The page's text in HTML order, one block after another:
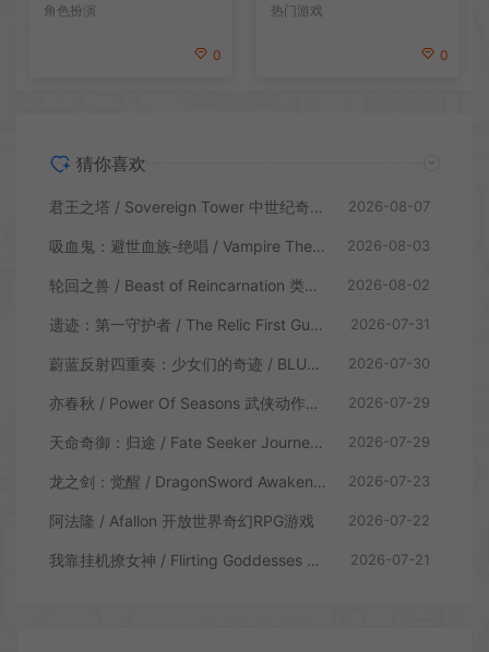
角色扮演
0
热门游戏
0
猜你喜欢
君王之塔 / Sovereign Tower 中世纪奇幻模拟RPG游戏 2026-08-07
吸血鬼：避世血族-绝唱 / Vampire The Masquerade Swansong 2026-08-03
轮回之兽 / Beast of Reincarnation 类魂硬核动作RPG游戏 2026-08-02
遗迹：第一守护者 / The Relic First Guardian 类魂动作RPG游戏 2026-07-31
蔚蓝反射四重奏：少女们的奇迹 / BLUE REFLECTION Quartet 卡通回合制RPG游戏 2026-07-30
亦春秋 / Power Of Seasons 武侠动作ARPG游戏 2026-07-29
天命奇御：归途 / Fate Seeker Journey 肉鸽动作RPG游戏 2026-07-29
龙之剑：觉醒 / DragonSword Awakening 开放世界动作RPG游戏 2026-07-23
阿法隆 / Afallon 开放世界奇幻RPG游戏 2026-07-22
我靠挂机撩女神 / Flirting Goddesses by AFK 休闲放置RPG游戏 2026-07-21